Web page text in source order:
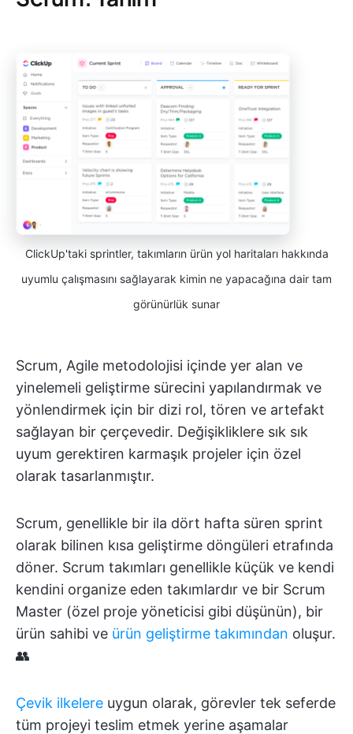
ClickUp'taki sprintler, takımların ürün yol haritaları hakkında
uyumlu çalışmasını sağlayarak kimin ne yapacağına dair tam
görünürlük sunar
Scrum, Agile metodolojisi içinde yer alan ve
yinelemeli geliştirme sürecini yapılandırmak ve
yönlendirmek için bir dizi rol, tören ve artefakt
sağlayan bir çerçevedir. Değişikliklere sık sık
uyum gerektiren karmaşık projeler için özel
olarak tasarlanmıştır.
Scrum, genellikle bir ila dört hafta süren sprint
olarak bilinen kısa geliştirme döngüleri etrafında
döner. Scrum takımları genellikle küçük ve kendi
kendini organize eden takımlardır ve bir Scrum
Master (özel proje yöneticisi gibi düşünün), bir
ürün sahibi ve ürün geliştirme takımından oluşur.
👥
Çevik ilkelere uygun olarak, görevler tek seferde
tüm projeyi teslim etmek yerine aşamalar